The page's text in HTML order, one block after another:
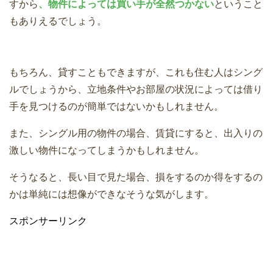
すから、物件によっては買い手が全然つかないということ
もありえるでしょう。
もちろん、貸すこともできますが、これも住む人はシング
ルでしょうから、立地条件やお部屋の状況によっては借り
手を見つけるのが簡単ではないかもしれません。
また、シングル用の物件の場合、賃貸にすると、出入りの
激しい物件になってしまうかもしれません。
そうなると、長い目で見た場合、損をするのか得をするの
かは単純には想像ができなそうな気がします。
スポンサーリンク